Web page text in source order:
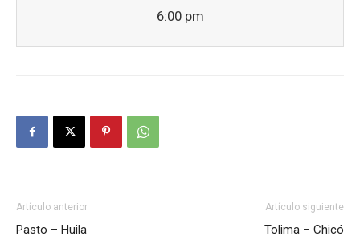
6:00 pm
Artículo anterior
Pasto – Huila
Artículo siguiente
Tolima – Chicó